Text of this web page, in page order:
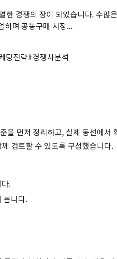
경쟁의 장이 되었습니다. 수
하며 공동구매 시장...
팅전략#경쟁사분석
을 먼저 정리하고, 실제 동선에
검토할 수 있도록 구성했습니다.
.
봅니다.